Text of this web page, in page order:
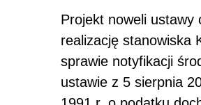
Projekt noweli ustawy
realizację stanowiska
sprawie notyfikacji
ustawie z 5 sierpnia